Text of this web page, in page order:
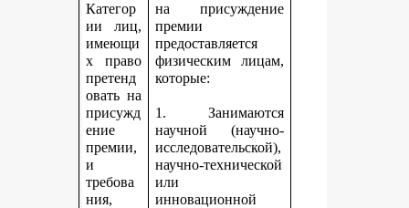
Категор
ии лиц,
имеющи
х право
претенд
овать на
присужд
ение
премии,
и
требова
ния,
на присуждение
премии
предоставляется
физическим лицам,
которые:
1. Занимаются
научной (научно-
исследовательской),
научно-технической
или
инновационной